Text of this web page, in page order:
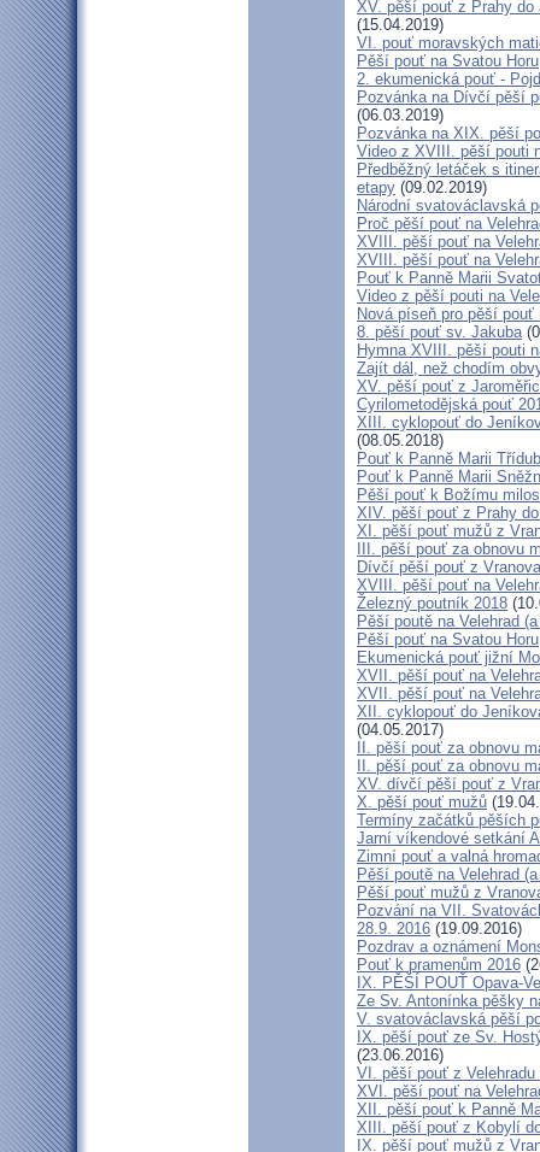
XV. pěší pouť z Prahy
(15.04.2019)
VI. pouť moravských
Pěší pouť na Svatou Horu
2. ekumenická pouť -
Pozvánka na Dívčí pěší
(06.03.2019)
Pozvánka na XIX. pěší
Video z XVIII. pěší pouti
Předběžný letáček s
etapy (09.02.2019)
Národní svatováclavská
Proč pěší pouť na
XVIII. pěší pouť na
XVIII. pěší pouť na
Pouť k Panně Marii
Video z pěší pouti na
Nová píseň pro pěší
8. pěší pouť sv. Jakuba
Hymna XVIII. pěší pouti
Zajít dál, než chodím
XV. pěší pouť z
Cyrilometodějská pouť
XIII. cyklopouť do
(08.05.2018)
Pouť k Panně Marii
Pouť k Panně Marii
Pěší pouť k Božímu
XIV. pěší pouť z Prahy
XI. pěší pouť mužů z
III. pěší pouť za obnovu
Dívčí pěší pouť z
XVIII. pěší pouť na
Železný poutník 2018
Pěší poutě na Velehrad
Pěší pouť na Svatou Horu
Ekumenická pouť jižní
XVII. pěší pouť na
XVII. pěší pouť na
XII. cyklopouť do
(04.05.2017)
II. pěší pouť za obnovu
II. pěší pouť za obnovu
XV. dívčí pěší pouť z
X. pěší pouť mužů
Termíny začátků pěších
Jarní víkendové setkání
Zimní pouť a valná
Pěší poutě na Velehrad
Pěší pouť mužů z
Pozvání na VII.
28.9. 2016 (19.09.2016)
Pozdrav a oznámení
Pouť k pramenům 2016
IX. PĚŠÍ POUŤ Opava-
Ze Sv. Antonínka pěšky
V. svatováclavská pěší
IX. pěší pouť ze Sv.
(23.06.2016)
VI. pěší pouť z
XVI. pěší pouť na
XII. pěší pouť k Panně
XIII. pěší pouť z Kobylí
IX. pěší pouť mužů z